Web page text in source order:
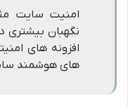
امنیت سایت
نگهبان بیشتری
افزونه های
های هوشمند